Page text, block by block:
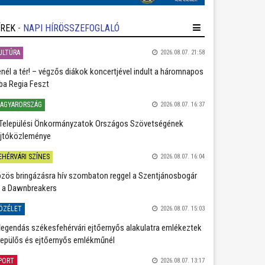
- NAPI HÍRÖSSZEFOGLALÓ
2026.08.07. 21:58
a tér! – végzős diákok koncertjével indult a háromnapos
Regia Feszt
2026.08.07. 16:37
Önkormányzatok Országos Szövetségének
SZÍNES 2026.08.07. 16:04
bringázásra hív szombaton reggel a Szentjánosbogár
Dawnbreakers
2026.08.07. 15:03
székesfehérvári ejtőernyős alakulatra emlékeztek
és ejtőernyős emlékműnél
2026.08.07. 13:17